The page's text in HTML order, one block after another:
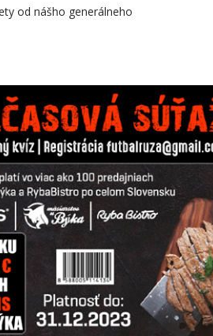
od nášho generálneho